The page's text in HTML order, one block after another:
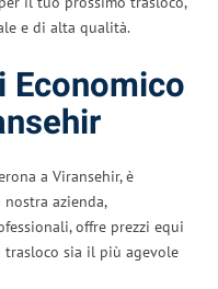
e di alta qualità.
a Viransehir, è
azienda,
offre prezzi equi
sia il più agevole